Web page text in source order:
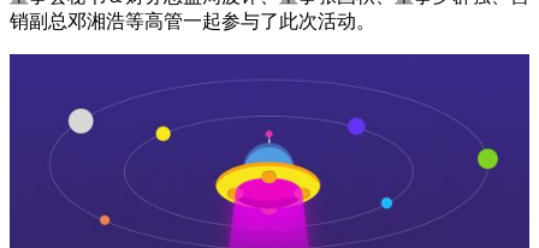
销副总邓湘浩等高管一起参与了此次活动。